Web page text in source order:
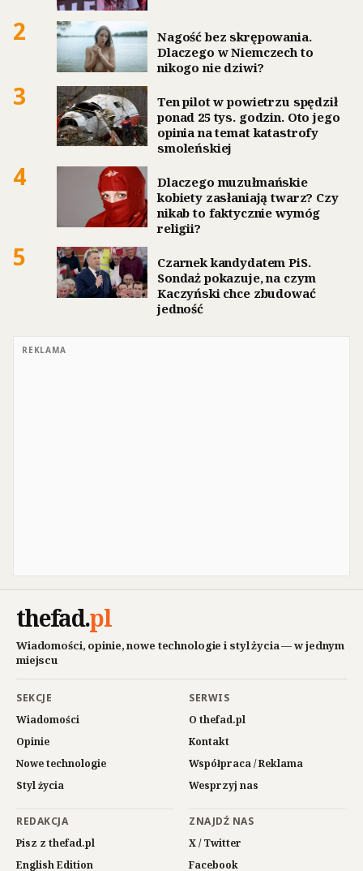
2
Nagość bez skrępowania.
Dlaczego w Niemczech to
nikogo nie dziwi?
3
Ten pilot w powietrzu spędził
ponad 25 tys. godzin. Oto jego
opinia na temat katastrofy
smoleńskiej
4
Dlaczego muzułmańskie
kobiety zasłaniają twarz? Czy
nikab to faktycznie wymóg
religii?
5
Czarnek kandydatem PiS.
Sondaż pokazuje, na czym
Kaczyński chce zbudować
jedność
REKLAMA
thefad.pl
Wiadomości, opinie, nowe technologie i styl życia — w jednym
miejscu
SEKCJE
Wiadomości
Opinie
Nowe technologie
Styl życia
SERWIS
O thefad.pl
Kontakt
Współpraca / Reklama
Wesprzyj nas
REDAKCJA
Pisz z thefad.pl
English Edition
ZNAJDŹ NAS
X / Twitter
Facebook